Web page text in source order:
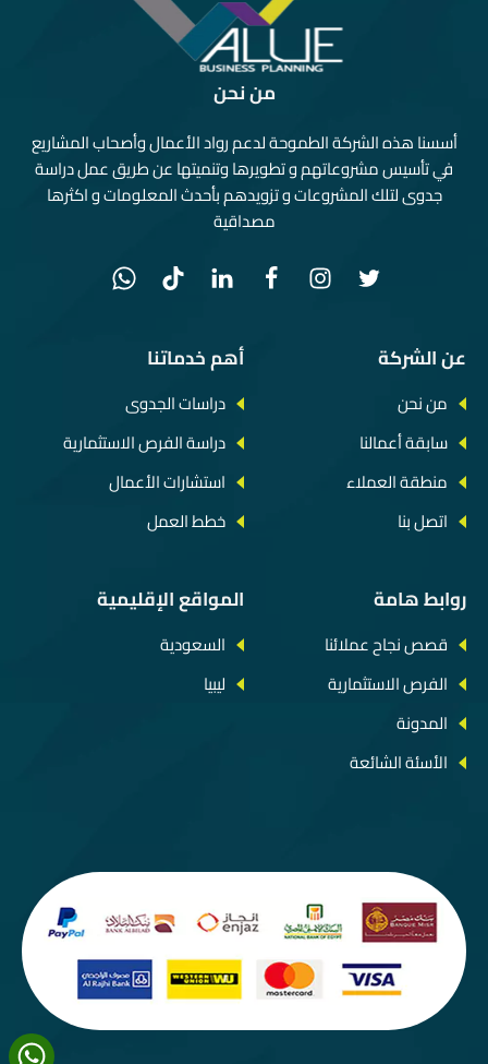
من نحن
أسسنا هذه الشركة الطموحة لدعم رواد الأعمال وأصحاب المشاريع
في تأسيس مشروعاتهم و تطويرها وتنميتها عن طريق عمل دراسة
جدوى لتلك المشروعات و تزويدهم بأحدث المعلومات و اكثرها
مصداقية
عن الشركة
من نحن
سابقة أعمالنا
منطقة العملاء
اتصل بنا
أهم خدماتنا
دراسات الجدوى
دراسة الفرص الاستثمارية
استشارات الأعمال
خطط العمل
روابط هامة
قصص نجاح عملائنا
الفرص الاستثمارية
المدونة
الأسئة الشائعة
المواقع الإقليمية
السعودية
ليبيا